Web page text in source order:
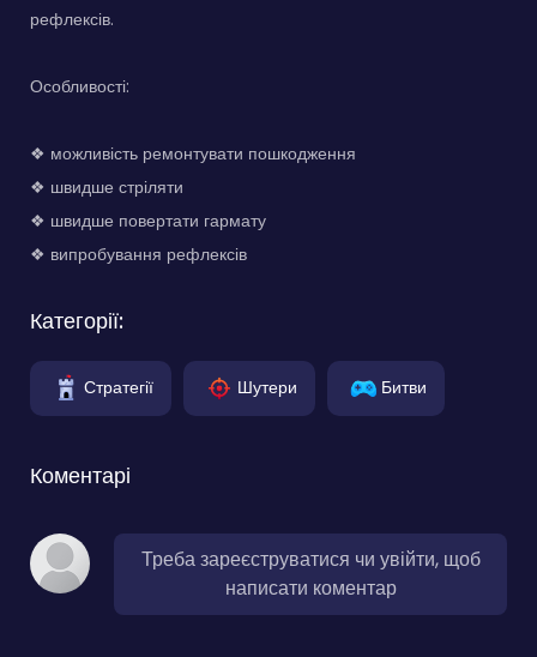
рефлексів.
Особливості:
❖ можливість ремонтувати пошкодження
❖ швидше стріляти
❖ швидше повертати гармату
❖ випробування рефлексів
Категорії:
Стратегії Шутери Битви
Коментарі
Треба зареєструватися чи увійти, щоб
написати коментар